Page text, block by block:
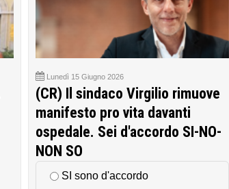
Lunedì 15 Giugno 2026
(CR) Il sindaco Virgilio rimuove
manifesto pro vita davanti
ospedale. Sei d'accordo SI-NO-
NON SO
SI sono d'accordo